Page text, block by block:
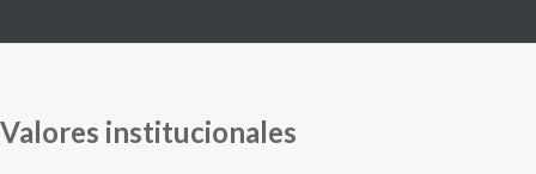
Valores institucionales